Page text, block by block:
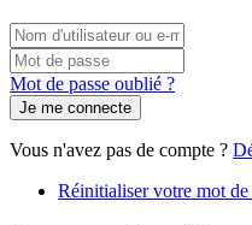
Connexion
par
nom
d'utilisateur/adresse
e-
mail
Vous
pouvez
utiliser
votre
nom
Mot
de
passe
Mot de passe oublié ?
Vous n'avez pas de compte ?
Réinitialiser votre mot de